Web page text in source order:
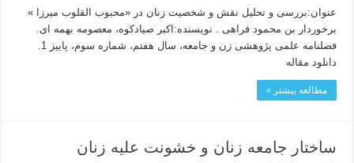
عنوان:بررسی و تحلیل نقش و شخصیت زنان در «محبوب القلوب میرزا »
برخوردار بن محمود فراهی . نویسنده:اکبر صیادکوه، معصومه بهمه ای.
دانلود مقاله
مطالعه بیشتر »
ساختار جامعه زنان و خشونت علیه زنان